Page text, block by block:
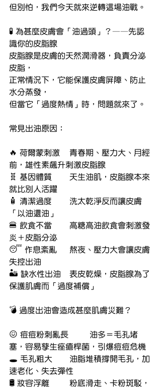
但別怕，我們今天就來逆轉這場油戰。
🧪 為甚麼皮膚會「油過頭」？——先認
識你的皮脂腺
皮脂腺是皮膚的天然潤滑器，負責分泌
皮脂，
正常情況下，它能保護皮膚屏障、防止
水分蒸發，
但當它「過度熱情」時，問題就來了。
常見出油原因：
🔥 荷爾蒙刺激	青春期、壓力大、月經
前，雄性素飆升刺激皮脂腺
🧬 基因體質	天生油肌，皮脂腺本來
就比別人活躍
🧴 清潔過度	洗太乾淨反而讓皮膚
「以油還油」
🍔 飲食不當	高糖高油飲食會刺激發
炎＋皮脂分泌
😴 作息紊亂	熬夜、壓力大會讓皮膚
失控出油
🏜 缺水性出油	表皮乾燥，皮脂腺為了
保護肌膚而「過度補償」
💣 過度出油會造成甚麼肌膚災難？
😖 痘痘粉刺亂長	油多＝毛孔堵
塞，容易孳生痤瘡桿菌，引爆痘痘危機
🕳 毛孔粗大	油脂堆積撐開毛孔，加
速老化、失去彈性
🛢 妝容浮離	粉底滑走、卡粉斑駁，